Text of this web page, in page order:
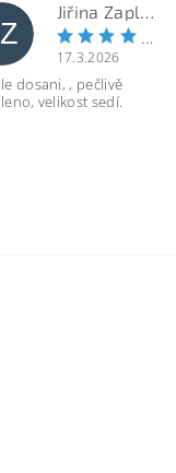
Jiřina Zapletalová
17.3.2026
dosani, , pečlivě
velikost sedí.